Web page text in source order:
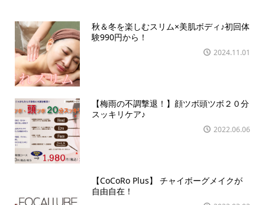
秋＆冬を楽しむスリム×美肌ボディ♪初回体
験990円から！
2024.11.01
【梅雨の不調撃退！】顔ツボ頭ツボ２０分
スッキリケア♪
2022.06.06
【CoCoRo Plus】 チャイボーグメイクが
自由自在！